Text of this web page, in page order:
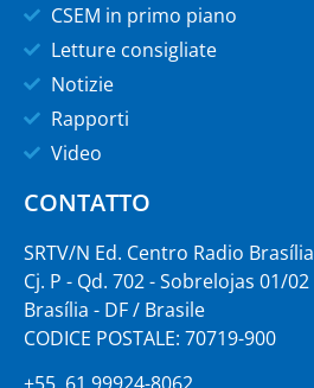
CSEM in primo piano
Letture consigliate
Notizie
Rapporti
Video
CONTATTO
SRTV/N Ed. Centro Radio Brasília
Cj. P - Qd. 702 - Sobrelojas 01/02
Brasília - DF / Brasile
CODICE POSTALE: 70719-900